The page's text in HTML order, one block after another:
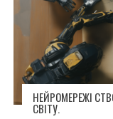
НЕЙРОМЕРЕЖІ
СВІТУ.